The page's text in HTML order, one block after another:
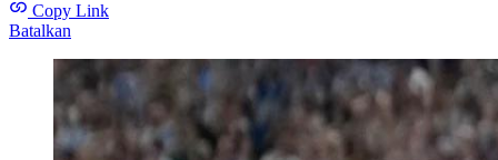
Copy Link
Batalkan